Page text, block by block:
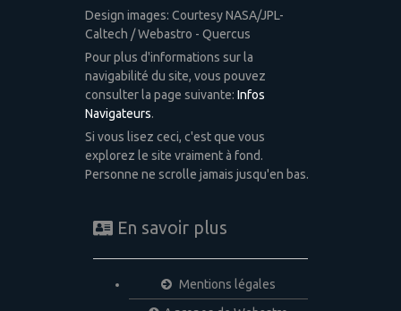
Design images: Courtesy NASA/JPL-
Caltech / Webastro - Quercus
Pour plus d'informations sur la
navigabilité du site, vous pouvez
consulter la page suivante: Infos
Navigateurs.
Si vous lisez ceci, c'est que vous
explorez le site vraiment à fond.
Personne ne scrolle jamais jusqu'en bas.
En savoir plus
Mentions légales